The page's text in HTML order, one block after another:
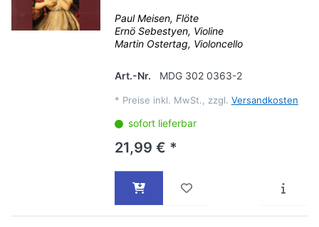
Paul Meisen, Flöte
Ernö Sebestyen, Violine
Martin Ostertag, Violoncello
Art.-Nr. MDG 302 0363-2
* Preise inkl. MwSt., zzgl. Versandkosten
sofort lieferbar
21,99 € *